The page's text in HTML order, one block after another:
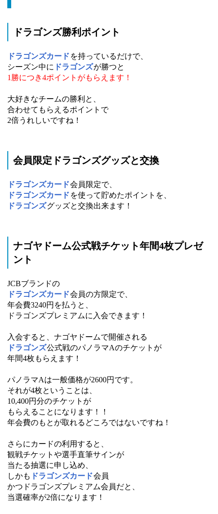
ドラゴンズ勝利ポイント
ドラゴンズカード を持っているだけで、
シーズン中に ドラゴンズが勝つと
1勝につき4ポイントがもらえます！
大好きなチームの勝利と、
合わせてもらえるポイントで
2倍うれしいですね！
会員限定ドラゴンズグッズと交換
ドラゴンズカード会員限定で、
ドラゴンズカード を使って貯めたポイントを、
ドラゴンズグッズと交換出来ます！
ナゴヤドーム公式戦チケット年間4枚プレゼ
ント
JCBブランドの
ドラゴンズカード会員の方限定で、
年会費3240円を払うと、
ドラゴンズプレミアムに入会できます！
入会すると、ナゴヤドームで開催される
ドラゴンズ公式戦のパノラマAのチケットが
年間4枚もらえます！
パノラマAは一般価格が2600円です。
それが4枚ということは、
10,400円分のチケットが
もらえることになります！！
年会費のもとが取れるどころではないですね！
さらにカードの利用すると、
観戦チケットや選手直筆サインが
当たる抽選に申し込め、
しかも ドラゴンズカード会員
かつドラゴンズプレミアム会員だと、
当選確率が2倍になります！